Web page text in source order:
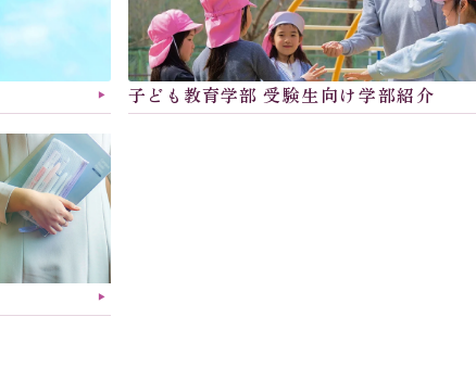
▶︎ 子ども教育学部 受験生向け学部紹介
▶︎